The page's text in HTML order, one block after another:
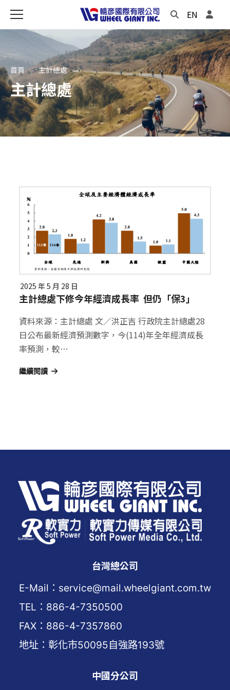
EN
首頁 主計總處
主計總處
2025 年 5 月 28 日
主計總處下修今年經濟成長率 但仍「保3」
資料來源：主計總處 文／洪正吉 行政院主計總處28
日公布最新經濟預測數字，今(114)年全年經濟成長
率預測，較…
繼續閱讀
台灣總公司
E-Mail：service@mail.wheelgiant.com.tw
TEL：886-4-7350500
FAX：886-4-7357860
地址：彰化市50095自強路193號
中國分公司